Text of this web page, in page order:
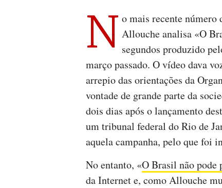
N o mais recente número
Allouche analisa «O
segundos produzido
março passado. O vídeo dava
arrepio das orientações da
vontade de grande parte da
dois dias após o lançamento
um tribunal federal do Rio de
aquela campanha, pelo que foi
No entanto, «O Brasil não pode
da Internet e, como Allouche